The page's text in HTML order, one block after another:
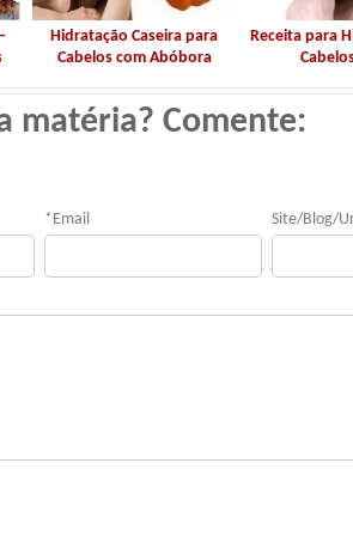
Hidratação Caseira para
Cabelos com Abóbora
Receita para
matéria? Comente:
* Email Site/Blog/